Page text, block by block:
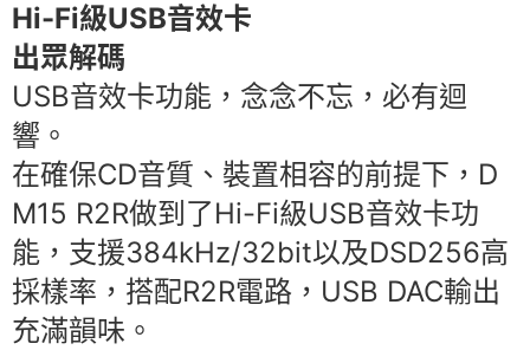
Hi-Fi級USB音效卡
出眾解碼
USB音效卡功能，念念不忘，必有迴
響。
在確保CD音質、裝置相容的前提下，D
M15 R2R做到了Hi-Fi級USB音效卡功
能，支援384kHz/32bit以及DSD256高
採樣率，搭配R2R電路，USB DAC輸出
充滿韻味。